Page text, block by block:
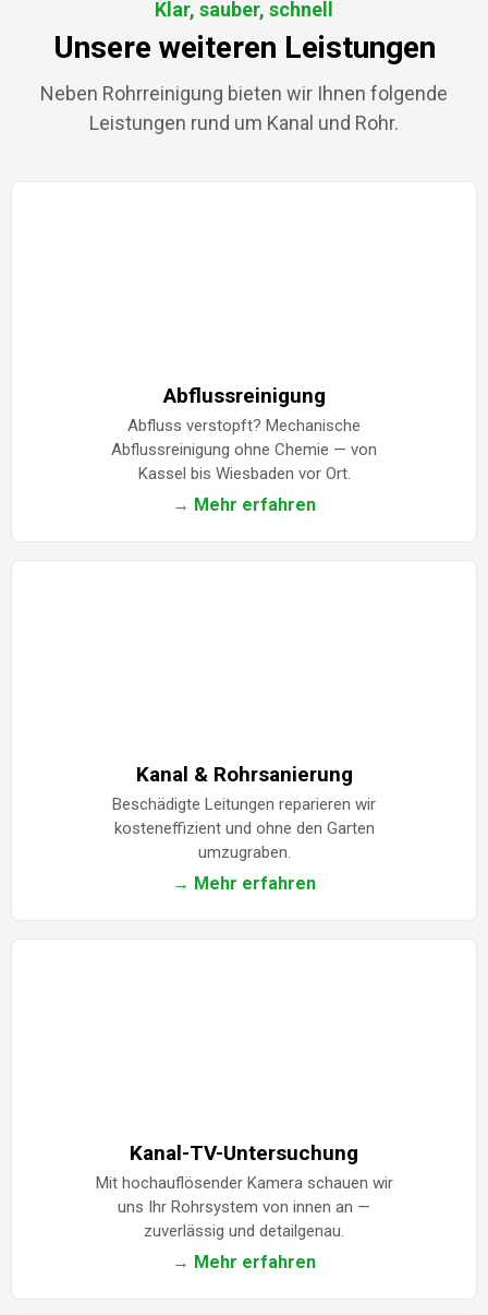
Klar, sauber, schnell
Unsere weiteren Leistungen
Neben Rohrreinigung bieten wir Ihnen folgende
Leistungen rund um Kanal und Rohr.
Abflussreinigung
Abfluss verstopft? Mechanische
Abflussreinigung ohne Chemie — von
Kassel bis Wiesbaden vor Ort.
→ Mehr erfahren
Kanal & Rohrsanierung
Beschädigte Leitungen reparieren wir
kosteneffizient und ohne den Garten
umzugraben.
→ Mehr erfahren
Kanal-TV-Untersuchung
Mit hochauflösender Kamera schauen wir
uns Ihr Rohrsystem von innen an —
zuverlässig und detailgenau.
→ Mehr erfahren